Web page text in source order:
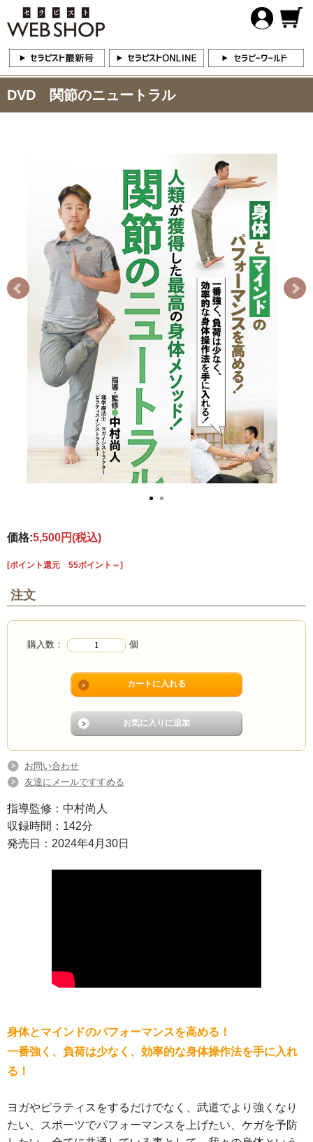
DVD 関節のニュートラル
価格:5,500円(税込)
[ポイント還元 55ポイント～]
注文
購入数： 個
お問い合わせ
友達にメールですすめる
指導監修：中村尚人
収録時間：142分
発売日：2024年4月30日
身体とマインドのパフォーマンスを高める！
一番強く、負荷は少なく、効率的な身体操作法を手に入れ
る！
ヨガやピラティスをするだけでなく、武道でより強くなり
たい、スポーツでパフォーマンスを上げたい、ケガを予防